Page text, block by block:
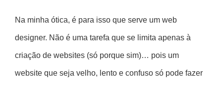
Na minha ótica, é para isso que serve um web
designer. Não é uma tarefa que se limita apenas à
criação de websites (só porque sim)… pois um
website que seja velho, lento e confuso só pode fazer